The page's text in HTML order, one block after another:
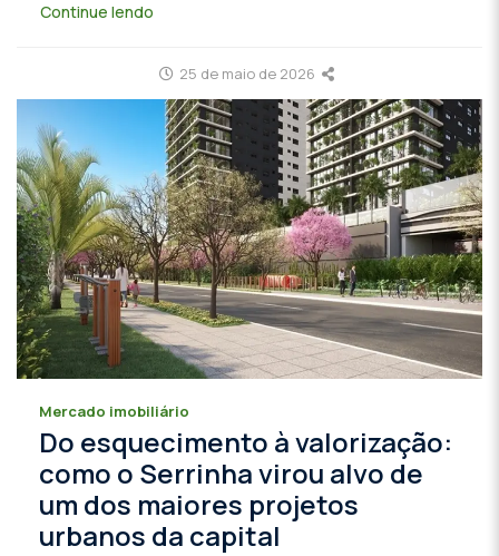
Continue lendo
25 de maio de 2026
Mercado imobiliário
Do esquecimento à valorização:
como o Serrinha virou alvo de
um dos maiores projetos
urbanos da capital